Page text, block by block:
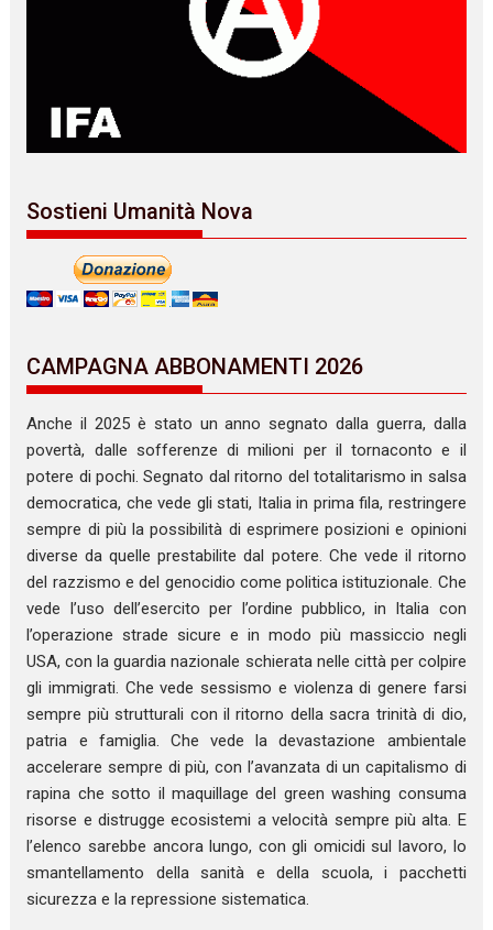
Sostieni Umanità Nova
CAMPAGNA ABBONAMENTI 2026
Anche il 2025 è stato un anno segnato dalla guerra, dalla
povertà, dalle sofferenze di milioni per il tornaconto e il
potere di pochi. Segnato dal ritorno del totalitarismo in salsa
democratica, che vede gli stati, Italia in prima fila, restringere
sempre di più la possibilità di esprimere posizioni e opinioni
diverse da quelle prestabilite dal potere. Che vede il ritorno
del razzismo e del genocidio come politica istituzionale. Che
vede l’uso dell’esercito per l’ordine pubblico, in Italia con
l’operazione strade sicure e in modo più massiccio negli
USA, con la guardia nazionale schierata nelle città per colpire
gli immigrati. Che vede sessismo e violenza di genere farsi
sempre più strutturali con il ritorno della sacra trinità di dio,
patria e famiglia. Che vede la devastazione ambientale
accelerare sempre di più, con l’avanzata di un capitalismo di
rapina che sotto il maquillage del green washing consuma
risorse e distrugge ecosistemi a velocità sempre più alta. E
l’elenco sarebbe ancora lungo, con gli omicidi sul lavoro, lo
smantellamento della sanità e della scuola, i pacchetti
sicurezza e la repressione sistematica.